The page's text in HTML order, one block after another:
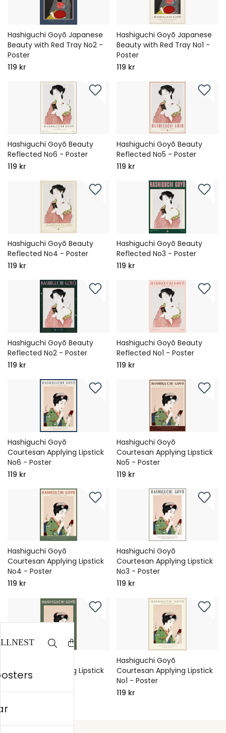
Hashiguchi Goyō Japanese
Beauty with Red Tray No2 -
Poster
119 kr
Hashiguchi Goyō Japanese
Beauty with Red Tray No1 -
Poster
119 kr
Hashiguchi Goyō Beauty
Reflected No6 - Poster
119 kr
Hashiguchi Goyō Beauty
Reflected No5 - Poster
119 kr
Hashiguchi Goyō Beauty
Reflected No4 - Poster
119 kr
Hashiguchi Goyō Beauty
Reflected No3 - Poster
119 kr
Hashiguchi Goyō Beauty
Reflected No2 - Poster
119 kr
Hashiguchi Goyō Beauty
Reflected No1 - Poster
119 kr
Hashiguchi Goyō
Courtesan Applying Lipstick
No6 - Poster
119 kr
Hashiguchi Goyō
Courtesan Applying Lipstick
No5 - Poster
119 kr
Hashiguchi Goyō
Courtesan Applying Lipstick
No4 - Poster
119 kr
Hashiguchi Goyō
Courtesan Applying Lipstick
No3 - Poster
119 kr
Courtesan Applying Lipstick
No2 - Poster
119 kr
Hashiguchi Goyō
Courtesan Applying Lipstick
No1 - Poster
119 kr